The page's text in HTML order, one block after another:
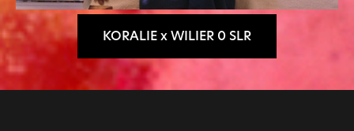
KORALIE x WILIER 0 SLR